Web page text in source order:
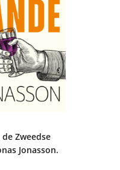
Zweedse
Jonasson.